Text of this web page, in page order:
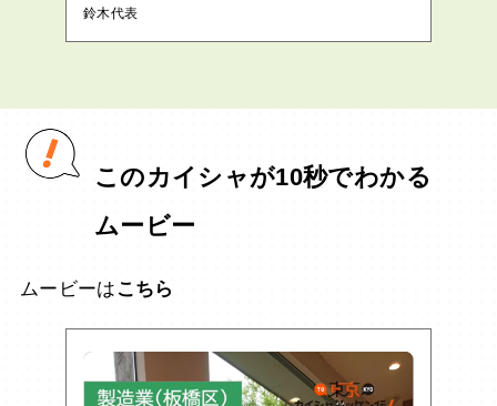
鈴木代表
このカイシャが10秒でわかる
ムービー
ムービーは こちら